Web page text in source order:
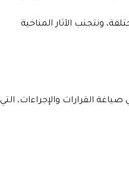
ونتجنب الآثار المناخية
القرارات والإجراءات، التي